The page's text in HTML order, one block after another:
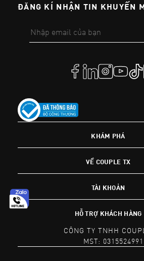
ĐĂNG KÍ NHẬN TIN KHUYẾN
KHÁM PHÁ
VỀ COUPLE TX
TÀI KHOẢN
HỖ TRỢ KHÁCH HÀNG
CÔNG TY TNHH
MST: 0315524991